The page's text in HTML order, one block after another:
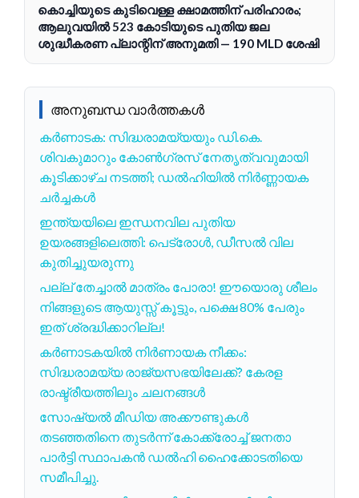
കൊച്ചിയുടെ കുടിവെള്ള ക്ഷാമത്തിന് പരിഹാരം;
ആലുവയിൽ 523 കോടിയുടെ പുതിയ ജല
ശുദ്ധീകരണ പ്ലാന്റിന് അനുമതി — 190 MLD ശേഷി
അനുബന്ധ വാർത്തകൾ
കർണാടക: സിദ്ധരാമയ്യയും ഡി.കെ.
ശിവകുമാറും കോൺഗ്രസ് നേതൃത്വവുമായി
കൂടിക്കാഴ്ച നടത്തി; ഡൽഹിയിൽ നിർണ്ണായക
ചർച്ചകൾ
ഇന്ത്യയിലെ ഇന്ധനവില പുതിയ
ഉയരങ്ങളിലെത്തി: പെട്രോൾ, ഡീസൽ വില
കുതിച്ചുയരുന്നു
പല്ല് തേച്ചാൽ മാത്രം പോരാ! ഈയൊരു ശീലം
നിങ്ങളുടെ ആയുസ്സ് കൂട്ടും, പക്ഷെ 80% പേരും
ഇത് ശ്രദ്ധിക്കാറില്ല!
കർണാടകയിൽ നിർണായക നീക്കം:
സിദ്ധരാമയ്യ രാജ്യസഭയിലേക്ക്? കേരള
രാഷ്ട്രീയത്തിലും ചലനങ്ങൾ
സോഷ്യൽ മീഡിയ അക്കൗണ്ടുകൾ
തടഞ്ഞതിനെ തുടർന്ന് കോക്ക്രോച്ച് ജനതാ
പാർട്ടി സ്ഥാപകൻ ഡൽഹി ഹൈക്കോടതിയെ
സമീപിച്ചു.